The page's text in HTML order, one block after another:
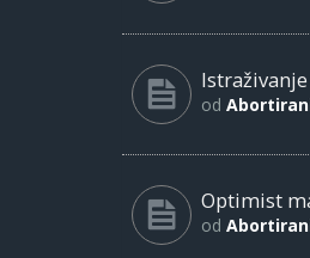
od
Optimist
od